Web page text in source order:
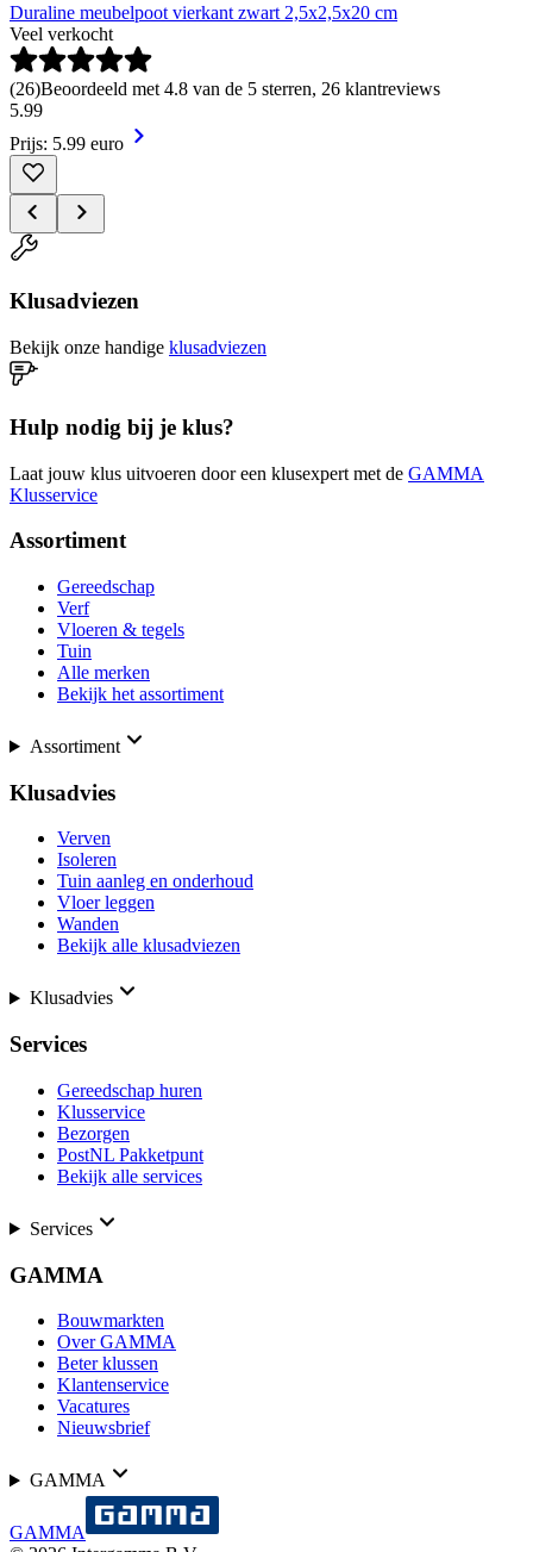
Duraline meubelpoot vierkant zwart 2,5x2,5x20 cm
Veel verkocht
(26)Beoordeeld met 4.8 van de 5 sterren, 26 klantreviews
5.99
Prijs: 5.99 euro
Klusadviezen
Bekijk onze handige klusadviezen
Hulp nodig bij je klus?
Laat jouw klus uitvoeren door een klusexpert met de GAMMA
Klusservice
Assortiment
Gereedschap
Verf
Vloeren & tegels
Tuin
Alle merken
Bekijk het assortiment
Assortiment
Klusadvies
Verven
Isoleren
Tuin aanleg en onderhoud
Vloer leggen
Wanden
Bekijk alle klusadviezen
Klusadvies
Services
Gereedschap huren
Klusservice
Bezorgen
PostNL Pakketpunt
Bekijk alle services
Services
GAMMA
Bouwmarkten
Over GAMMA
Beter klussen
Klantenservice
Vacatures
Nieuwsbrief
GAMMA
GAMMA